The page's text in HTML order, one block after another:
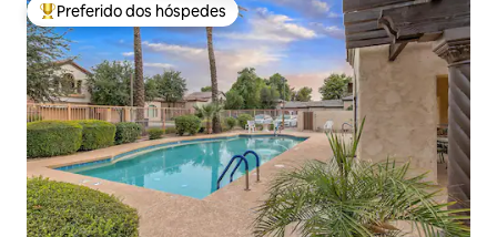
Entre os melhores preferidos dos hóspedes
Preferido dos hóspedes